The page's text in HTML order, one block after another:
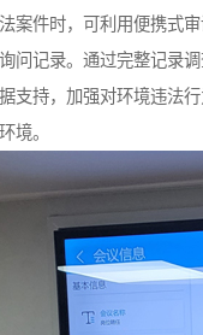
案件时，可利用便携式
问记录。通过完整记录
支持，加强对环境违法
境。​